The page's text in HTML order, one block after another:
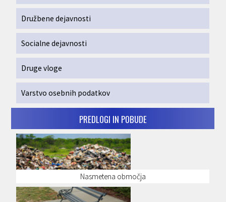
Družbene dejavnosti
Socialne dejavnosti
Druge vloge
Varstvo osebnih podatkov
PREDLOGI IN POBUDE
Nasmetena območja